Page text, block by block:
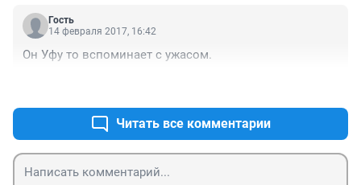
Гость
14 февраля 2017, 16:42
Он Уфу то вспоминает с ужасом.
Читать все комментарии